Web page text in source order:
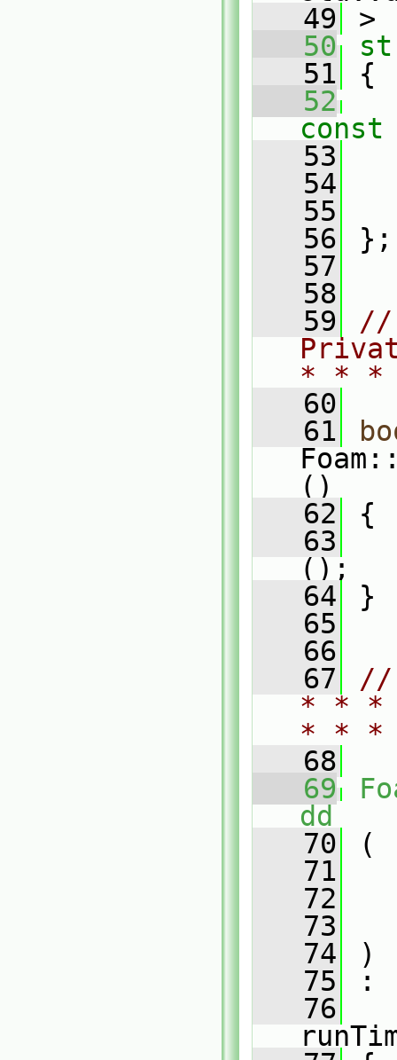
   49
>
   50
   51
{
   52
const
   53
   54
   55
   56
};
   57
   58
   59
//
* *
   60
   61
()
   62
{
   63
();
   64
}
   65
   66
   67
//
* * *
* *
   68
   69
dd
   70
(
   71
   72
   73
   74
)
   75
:
   76